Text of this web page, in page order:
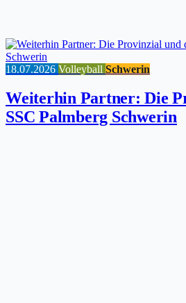
18.07.2026 Volleyball Schwerin
Weiterhin Partner: Die
SSC Palmberg Schwerin